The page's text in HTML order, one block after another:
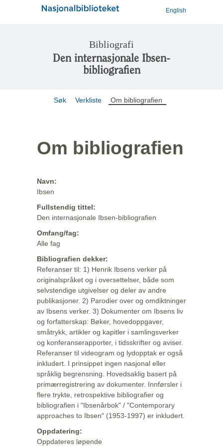
English
Bibliografi
Den internasjonale Ibsen-
bibliografien
Søk Verkliste Om bibliografien
Om bibliografien
Navn:
Ibsen
Fullstendig tittel:
Den internasjonale Ibsen-bibliografien
Omfang/fag:
Alle fag
Bibliografien dekker:
Referanser til: 1) Henrik Ibsens verker på
originalspråket og i oversettelser, både som
selvstendige utgivelser og deler av andre
publikasjoner. 2) Parodier over og omdiktninger
av Ibsens verker. 3) Dokumenter om Ibsens liv
og forfatterskap: Bøker, hovedoppgaver,
småtrykk, artikler og kapitler i samlingsverker
og konferanserapporter, i tidsskrifter og aviser.
Referanser til videogram og lydopptak er også
inkludert. I prinsippet ingen nasjonal eller
språklig begrensning. Hovedsaklig basert på
primærregistrering av dokumenter. Innførsler i
flere trykte, retrospektive bibliografier og
bibliografien i "Ibsenårbok" / "Contemporary
approaches to Ibsen" (1953-1997) er inkludert.
Oppdatering:
Oppdateres løpende